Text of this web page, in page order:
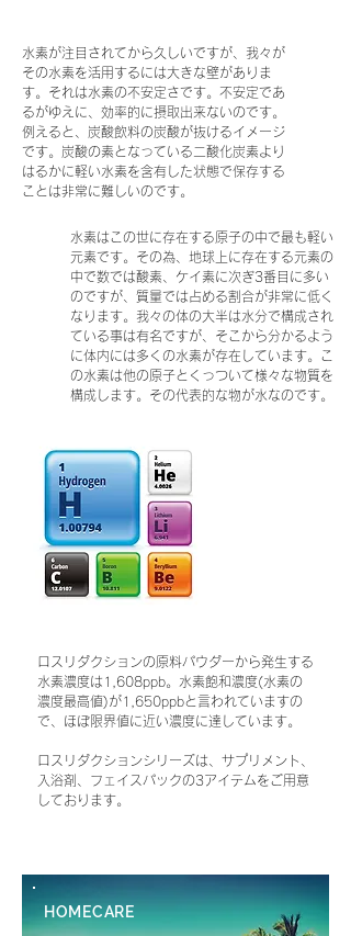
水素が注目されてから久しいですが、我々が
その水素を活用するには大きな壁がありま
す。それは水素の不安定さです。不安定であ
るがゆえに、効率的に摂取出来ないのです。
例えると、炭酸飲料の炭酸が抜けるイメージ
です。炭酸の素となっている二酸化炭素より
はるかに軽い水素を含有した状態で保存する
ことは非常に難しいのです。
水素はこの世に存在する原子の中で最も軽い
元素です。その為、地球上に存在する元素の
中で数では酸素、ケイ素に次ぎ3番目に多い
のですが、質量では占める割合が非常に低く
なります。我々の体の大半は水分で構成され
ている事は有名ですが、そこから分かるよう
に体内には多くの水素が存在しています。こ
の水素は他の原子とくっついて様々な物質を
構成します。その代表的な物が水なのです。
ロスリダクションの原料パウダーから発生する
水素濃度は1,608ppb。水素飽和濃度(水素の
濃度最高値)が1,650ppbと言われていますの
で、ほぼ限界値に近い濃度に達しています。
ロスリダクションシリーズは、サプリメント、
入浴剤、フェイスパックの3アイテムをご用意
しております。
HOMECARE